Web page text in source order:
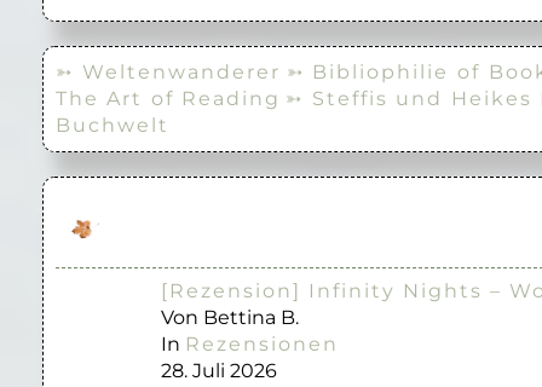
➳ Weltenwanderer ➳ Bibliophilie of
The Art of Reading ➳ Steffis und Heikes
Buchwelt
[Rezension] Infinity Nights –
Von Bettina B.
In Rezensionen
28. Juli 2026